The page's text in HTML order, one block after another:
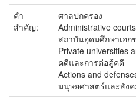
คำ
สำคัญ:
ศาลปกครอง
Administrative courts
สถาบันอุดมศึกษาเอก
Private universities
คดีและการต่อสู้คดี
Actions and
มนุษยศาสตร์และสัง